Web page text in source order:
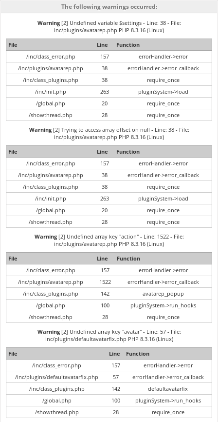
The following warnings occurred:
Warning[2] Undefined variable $settings - Line: 38 - File:
inc/plugins/avatarep.php PHP 8.3.16 (Linux)
File
Line
Function
/inc/class_error.php
157
errorHandler->error
/inc/plugins/avatarep.php
38
errorHandler->error_callback
/inc/class_plugins.php
38
require_once
/inc/init.php
263
pluginSystem->load
/global.php
20
require_once
/showthread.php
28
require_once
Warning[2] Trying to access array offset on null - Line: 38 - File:
inc/plugins/avatarep.php PHP 8.3.16 (Linux)
File
Line
Function
/inc/class_error.php
157
errorHandler->error
/inc/plugins/avatarep.php
38
errorHandler->error_callback
/inc/class_plugins.php
38
require_once
/inc/init.php
263
pluginSystem->load
/global.php
20
require_once
/showthread.php
28
require_once
Warning[2] Undefined array key "action" - Line: 1522 - File:
inc/plugins/avatarep.php PHP 8.3.16 (Linux)
File
Line
Function
/inc/class_error.php
157
errorHandler->error
/inc/plugins/avatarep.php
1522
errorHandler->error_callback
/inc/class_plugins.php
142
avatarep_popup
/global.php
100
pluginSystem->run_hooks
/showthread.php
28
require_once
Warning[2] Undefined array key "avatar" - Line: 57 - File:
inc/plugins/defaultavatarfix.php PHP 8.3.16 (Linux)
File
Line
Function
/inc/class_error.php
157
errorHandler->error
/inc/plugins/defaultavatarfix.php
57
errorHandler->error_callback
/inc/class_plugins.php
142
defaultavatarfix
/global.php
100
pluginSystem->run_hooks
/showthread.php
28
require_once